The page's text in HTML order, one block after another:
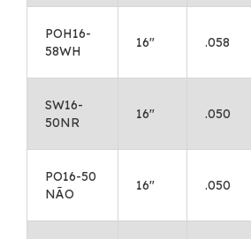
POH16-
58WH
16" .058
SW16-
50NR
16" .050
PO16-50
NÃO
16" .050